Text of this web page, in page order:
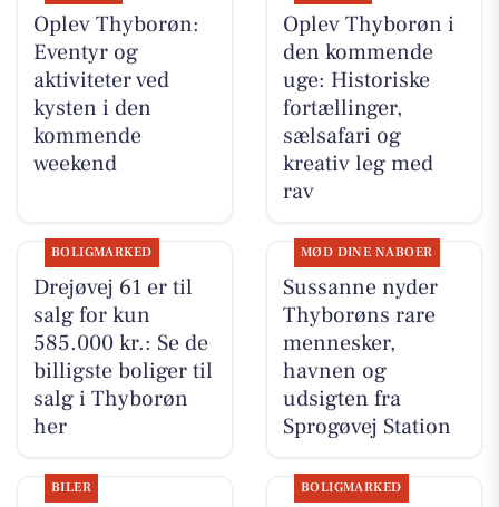
Oplev Thyborøn:
Eventyr og
aktiviteter ved
kysten i den
kommende
weekend
Oplev Thyborøn i
den kommende
uge: Historiske
fortællinger,
sælsafari og
kreativ leg med
rav
BOLIGMARKED
Drejøvej 61 er til
salg for kun
585.000 kr.: Se de
billigste boliger til
salg i Thyborøn
her
MØD DINE NABOER
Sussanne nyder
Thyborøns rare
mennesker,
havnen og
udsigten fra
Sprogøvej Station
BILER BOLIGMARKED